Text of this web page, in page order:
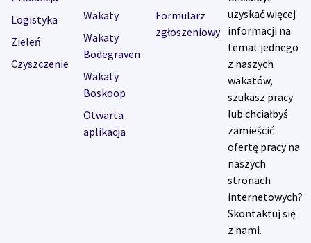
Logistyka
Zieleń
Czyszczenie
Wakaty
Wakaty
Bodegraven
Wakaty
Boskoop
Otwarta
aplikacja
Formularz
zgłoszeniowy
uzyskać więcej
informacji na
temat jednego
z naszych
wakatów,
szukasz pracy
lub chciałbyś
zamieścić
ofertę pracy na
naszych
stronach
internetowych?
Skontaktuj się
z nami.